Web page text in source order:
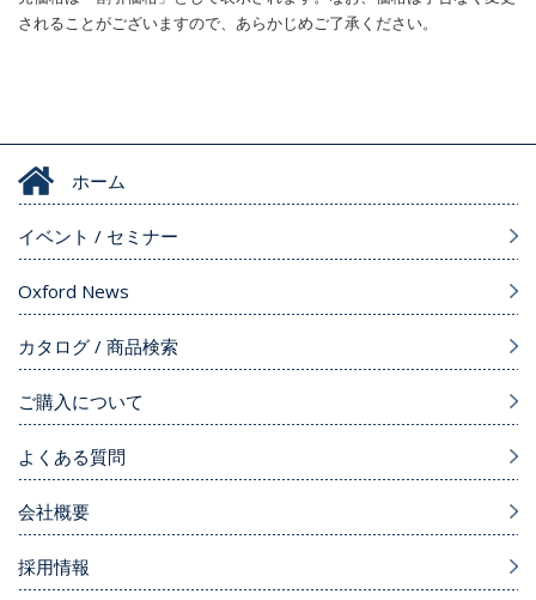
されることがございますので、あらかじめご了承ください。
ホーム
イベント / セミナー
Oxford News
カタログ / 商品検索
ご購入について
よくある質問
会社概要
採用情報